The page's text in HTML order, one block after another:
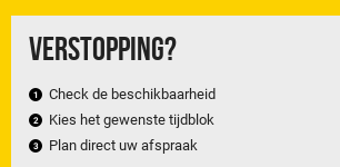
Verstopping?
Check de beschikbaarheid
Kies het gewenste tijdblok
Plan direct uw afspraak